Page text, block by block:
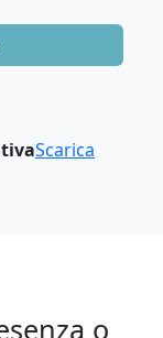
Scarica
o